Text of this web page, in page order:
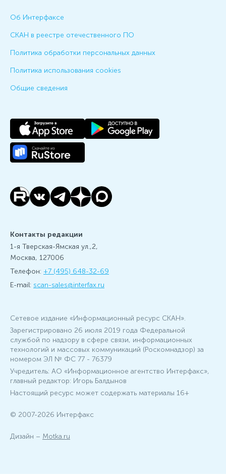
Об Интерфаксе
СКАН в реестре отечественного ПО
Политика обработки персональных данных
Политика использования cookies
Общие сведения
Сетевое издание «Информационный ресурс СКАН».
Зарегистрировано 26 июля 2019 года Федеральной
службой по надзору в сфере связи, информационных
технологий и массовых коммуникаций (Роскомнадзор) за
номером ЭЛ № ФС 77 - 76379
Учредитель: АО «Информационное агентство Интерфакс»,
главный редактор: Игорь Балдынов
Настоящий ресурс может содержать материалы 16+
© 2007-2026 Интерфакс
Дизайн – Motka.ru
Контакты редакции
1-я Тверская-Ямская ул.,2,
Москва, 127006
Телефон: +7 (495) 648-32-69
E-mail: scan-sales@interfax.ru